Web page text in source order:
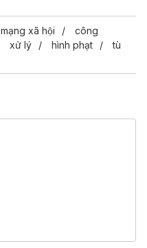
mạng xã hội
công
xử lý hình phạt
tù